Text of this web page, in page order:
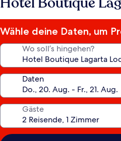
Wähle deine Daten, um
Wo soll’s hingehen?
Daten
Gäste